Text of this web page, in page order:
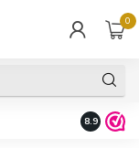
0
Fysieke
8.9